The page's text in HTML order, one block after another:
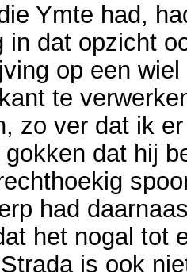
Ymte had,
in dat opzicht
op een
te
zo ver dat ik
dat hij
had
het nogal tot
is ook